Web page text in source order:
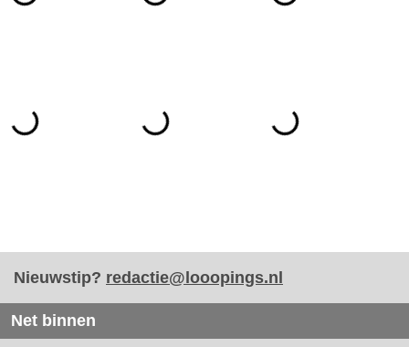
Nieuwstip? redactie@looopings.nl
Net binnen